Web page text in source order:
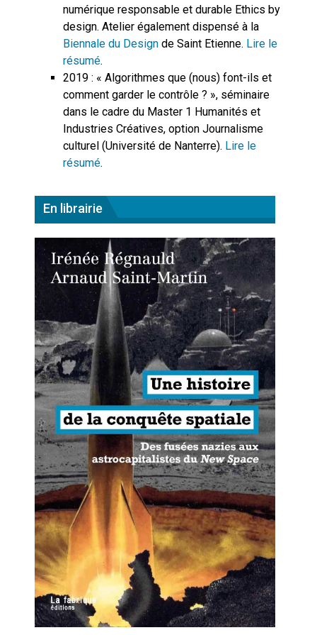
numérique responsable et durable Ethics by
design. Atelier également dispensé à la
Biennale du Design de Saint Etienne. Lire le
résumé.
2019 : « Algorithmes que (nous) font-ils et
comment garder le contrôle ? », séminaire
dans le cadre du Master 1 Humanités et
Industries Créatives, option Journalisme
culturel (Université de Nanterre). Lire le
résumé.
En librairie